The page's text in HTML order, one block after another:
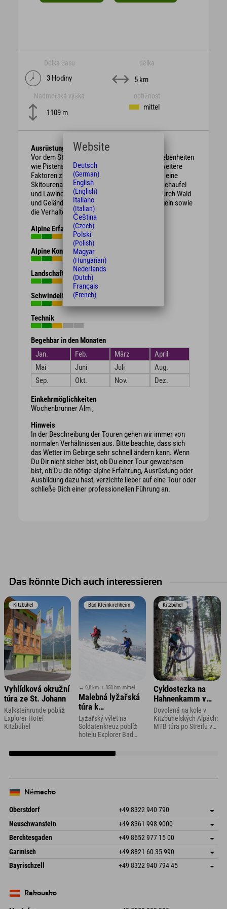
Délka času
3 Hodiny
délka
5 km
Nadmořská výška
1109 m
obtížnost
mittel
Ausrüstung
Vor dem Start der Tour sind die örtlichen Gegebenheiten
wie Pistensperrungen, Lawinensituation und weitere
Faktoren zu beachten. Zur Ausrüstung gehört eine
Skitourenausrüstung mit LVS-Gerät, Lawinenschaufel
und Lawinensonde. Die Tour führt teilweise durch Wald
und Gelände, bitte beachte die DSV Umweltregeln sowie
die Verhaltenshinweise des DAV.
Alpine Erfahrung
Alpine Kondition
Landschaft
Schwindelfreiheit
Technik
Begehbar in den Monaten
Jan.
Feb. März
April
Mai
Juni Juli
Aug.
Sep.
Okt. Nov. Dez.
Einkehrmöglichkeiten
Wochenbrunner Alm ,
Hinweis
In der Beschreibung der Touren gehen wir immer von
normalen Verhältnissen aus. Bitte beachte, dass sich
das Wetter im Gebirge sehr schnell ändern kann. Wenn
Du Dir nicht sicher bist, ob Du einer Tour gewachsen
bist, ob Du die nötige alpine Erfahrung, Ausrüstung oder
Ausbildung dazu hast, verzichte lieber auf eine Tour oder
schließe Dich einer professionellen Führung an.
Das könnte Dich auch interessieren
Kitzbühel
Vyhlídková okružní
túra ze St. Johann
Kalksteinrunde poblíž
Explorer Hotel
Kitzbühel
Bad Kleinkirchheim
↔ 9,8 km ↕ 850 hm mittel
Malebná lyžařská
túra k
Soldatenkreuz
Lyžařský výlet na
Soldatenkreuz poblíž
hotelu Explorer Bad
Kitzbühel
Cyklostezka na
Hahnenkamm v
Kitzbühelu
Dovolená na kole v
Kitzbühelských Alpách:
MTB túra po Streifu v
Německo
Oberstdorf +49 8322 940 790
An der Breitach 3
87538 Fischen I. Allgäu
Německo
Uložit adresu
Informace o příjezdu
Objednat
Neuschwanstein +49 8361 998 9000
An der Riese 45
87484 Nesselwang im Allgäu
Německo
Uložit adresu
Objednat
Berchtesgaden +49 8652 977 15 00
Hofreitstr. 7
83471 Schönau am Königssee
Německo
Uložit adresu
Informace o příjezdu
Objednat
Garmisch +49 8821 60 35 990
Frickenstraße 22
82490 Farchant
Uložit adresu
Bayrischzell +49 8322 940 794 45
Německo
Rakousko
Website
Deutsch
(German)
English
(English)
Italiano
(Italian)
Čeština
(Czech)
Polski
(Polish)
Magyar
(Hungarian)
Nederlands
(Dutch)
Français
(French)